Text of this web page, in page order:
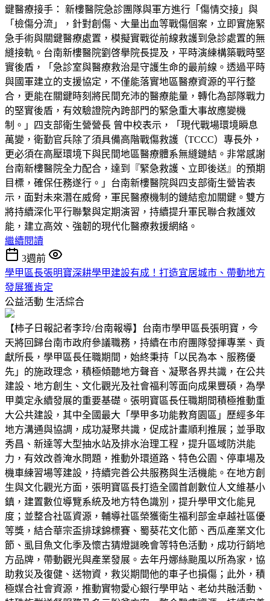
鍵醫療接手： 新樓醫院急診團隊與軍方進行「傷情交接」與
「檢傷分流」，針對創傷、大量出血等戰傷個案，立即實施緊
急手術與關鍵醫療處置，模擬實戰從前線救護到急診處置的無
縫接軌。台南新樓醫院劉啓擧院長提及，平時演練構築戰時堅
實後盾，「急診室與醫療救治是守護生命的最前線。透過平時
與國軍建立的支援協定，不僅能落實地區醫療資源的平行整
合，更能在關鍵時刻將民間充沛的醫療能量，轉化為部隊戰力
的堅實後盾，有效驗證院內跨部門的緊急重大事故應變機
制。」四支部衛生營營長 曾中校表示，「現代戰場環境瞬息
萬變，衛勤官兵除了須具備高階戰傷救護（TCCC）專長外，
更必須在高壓環境下與民間地區醫療體系無縫鏈結。非常感謝
台南新樓醫院全力配合，達到『緊急救護、立即後送』的預期
目標，確保任務遂行。」台南新樓醫院與四支部衛生營皆表
示，面對未來潛在威脅，軍民醫療機制的鏈結愈加關鍵。雙方
將持續深化平行聯繫與定期演習，持續提升軍民聯合救護效
能，建立高效、強韌的現代化醫療救援網絡。
繼續閱讀
3週前
學甲區長張明寶深耕學甲建設有成！打造宜居城市、帶動地方
發展獲肯定
公益活動 生活綜合
【柿子日報記者李玲/台南報導】台南市學甲區長張明寶，今
天將回歸台南市政府參議職務，持續在市府團隊發揮專業、貢
獻所長，學甲區長任職期間，始終秉持「以民為本、服務優
先」的施政理念，積極傾聽地方聲音、凝聚各界共識，在公共
建設、地方創生、文化觀光及社會福利等面向成果豐碩，為學
甲奠定永續發展的重要基礎。張明寶區長任職期間積極推動重
大公共建設，其中全國最大「學甲多功能教育園區」歷經多年
地方溝通與協調，成功凝聚共識，促成計畫順利推展；並爭取
秀昌、新達等大型抽水站及排水治理工程，提升區域防洪能
力，有效改善淹水問題，推動外環道路、特色公園、停車場及
機車練習場等建設，持續完善公共服務與生活機能。在地方創
生與文化觀光方面，張明寶區長打造全國首創數位人文維基小
鎮，建置數位導覽系統及地方特色識別，提升學甲文化能見
度；並整合社區資源，輔導社區榮獲衛生福利部金卓越社區優
等獎，結合華宗盃排球錦標賽、蜀葵花文化節、西瓜產業文化
節、虱目魚文化季及懷古猜燈謎晚會等特色活動，成功行銷地
方品牌，帶動觀光與產業發展。去年丹娜絲颱風以所為家，協
助救災及復健、送物資，救災期間他的車子也損傷；此外，積
極媒合社會資源，推動實物愛心銀行學甲站、老幼共融活動、